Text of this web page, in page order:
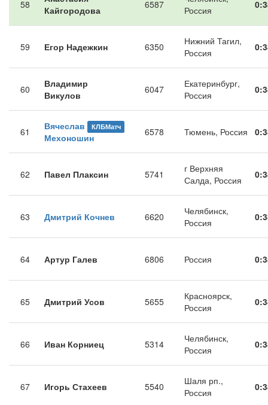
58
Кайгородова
6587
Россия
59 Егор Надежкин 6350
Нижний Тагил,
Россия
60
Владимир
Викулов
6047
Екатеринбург,
Россия
61 КЛБМатч
Вячеслав
Мехоношин
6578 Тюмень, Россия
62 Павел Плаксин 5741
г Верхняя
Салда, Россия
63 Дмитрий Кочнев 6620
Челябинск,
Россия
64 Артур Галев 6806 Россия
65 Дмитрий Усов 5655
Красноярск,
Россия
66 Иван Корниец 5314
Челябинск,
Россия
67 Игорь Стахеев 5540
Шаля рп.,
Россия